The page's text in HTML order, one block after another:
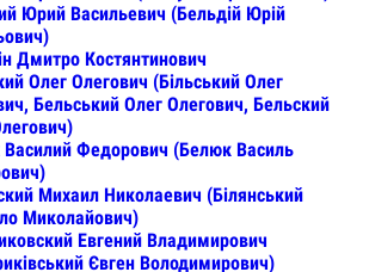
Юрий Васильевич (Бельдій Юрій
Дмитро Костянтинович
Олег Олегович (Більський Олег
Бельський Олег Олегович, Бeльский
Федорович (Белюк Василь
Михаил Николаевич (Білянський
Миколайович)
Евгений Владимирович
Євген Володимирович)